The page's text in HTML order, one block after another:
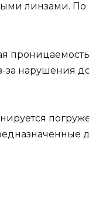
линзами. По
проницаемость,
нарушения